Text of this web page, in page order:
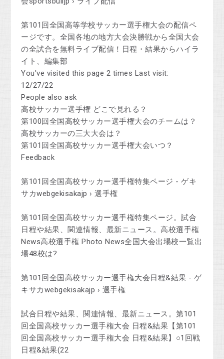
第101回全国高等学校サッカー選手権大会の配信ペ
ージです。全国各地の地方大会決勝戦から全国大会
の全試合を無料ライブ配信！日程・結果からハイラ
イト、編集部
You've visited this page 2 times Last visit:
12/27/22
People also ask
高校サッカー選手権 どこで見れる？
第100回全国高校サッカー選手権大会のチームは？
高校サッカーの三大大会は？
第101回全国高校サッカー選手権大会いつ？
Feedback
第101回全国高校サッカー選手権特集ページ - ゲキ
サカwebgekisakajp › 選手権
第101回全国高校サッカー選手権特集ページ。試合
日程や結果、関連情報、最新ニュース。高校選手権
News高校選手権 Photo News全国大会出場校一覧出
場48校は?
第101回全国高校サッカー選手権大会日程&結果 - ゲ
キサカwebgekisakajp › 選手権
試合日程や結果、関連情報、最新ニュース。第101
回全国高校サッカー選手権大会 日程&結果【第101
回全国高校サッカー選手権大会 日程&結果】○1回戦
日程&結果(22